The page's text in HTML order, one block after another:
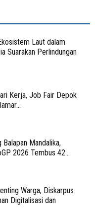
Laut dalam
Suarakan Perlindungan
Kerja, Job Fair Depok
Mandalika,
2026 Tembus 42...
Warga, Diskarpus
Digitalisasi dan